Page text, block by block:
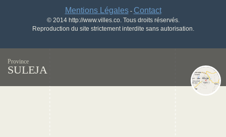
Mentions Légales- Contact
© 2014 http://www.villes.co. Tous droits réservés.
Reproduction du site strictement interdite sans autorisation.
Province
SULEJA